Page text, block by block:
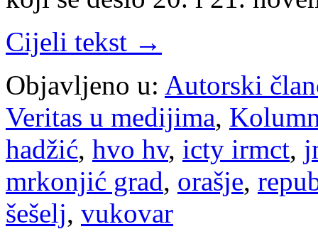
Cijeli tekst →
Objavljeno u: Autorski
Veritas u medijima,
hadžić, hvo hv, icty irmct,
mrkonjić grad, orašje,
šešelj, vukovar